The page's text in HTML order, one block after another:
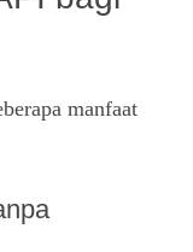
manfaat